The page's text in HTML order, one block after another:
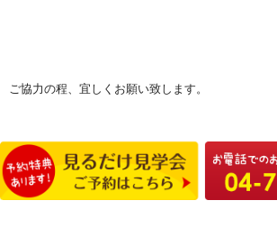
ご協力の程、宜しくお願い致します。